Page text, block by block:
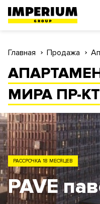
Главная Продажа
МИРА ПР-КТ
ЗАО
Родина